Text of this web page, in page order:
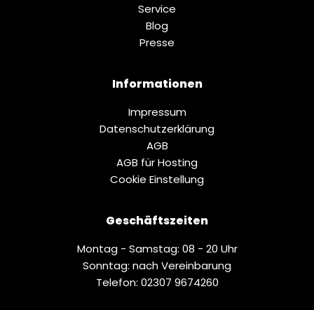
Service
Blog
Presse
Informationen
Impressum
Datenschutz­erklärung
AGB
AGB für Hosting
Cookie Einstellung
Geschäftszeiten
Montag - Samstag: 08 - 20 Uhr
Sonntag: nach Vereinbarung
Telefon: 02307 9674260